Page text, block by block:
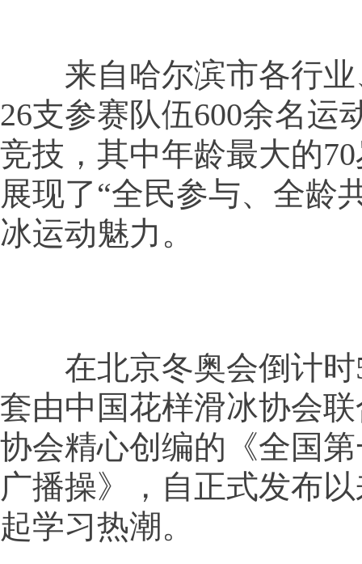
来自哈尔滨市各行业
26支参赛队伍600余名运
竞技，其中年龄最大的
展现了“全民参与、全龄
冰运动魅力。
在北京冬奥会倒计时
套由中国花样滑冰协会
协会精心创编的《全国
广播操》，自正式发布
起学习热潮。